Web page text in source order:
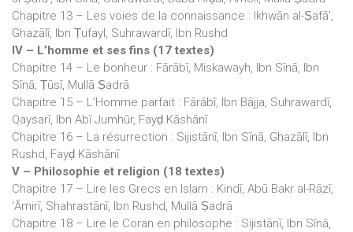
Chapitre 13 – Les voies de la connaissance : Ikhwān al-Ṣafā’,
Ghazālī, Ibn Ṭufayl, Suhrawardī, Ibn Rushd
IV – L’homme et ses fins (17 textes)
Chapitre 14 – Le bonheur : Fārābī, Miskawayh, Ibn Sīnā, Ibn
Sīnā, Ṭūsī, Mullā Ṣadrā
Chapitre 15 – L’Homme parfait : Fārābī, Ibn Bājja, Suhrawardī,
Qaysarī, Ibn Abī Jumhūr, Fayḍ Kāshānī
Chapitre 16 – La résurrection : Sijistānī, Ibn Sīnā, Ghazālī, Ibn
Rushd, Fayḍ Kāshānī
V – Philosophie et religion (18 textes)
Chapitre 17 – Lire les Grecs en Islam : Kindī, Abū Bakr al-Rāzī,
‘Āmirī, Shahrastānī, Ibn Rushd, Mullā Ṣadrā
Chapitre 18 – Lire le Coran en philosophe : Sijistānī, Ibn Sīnā,